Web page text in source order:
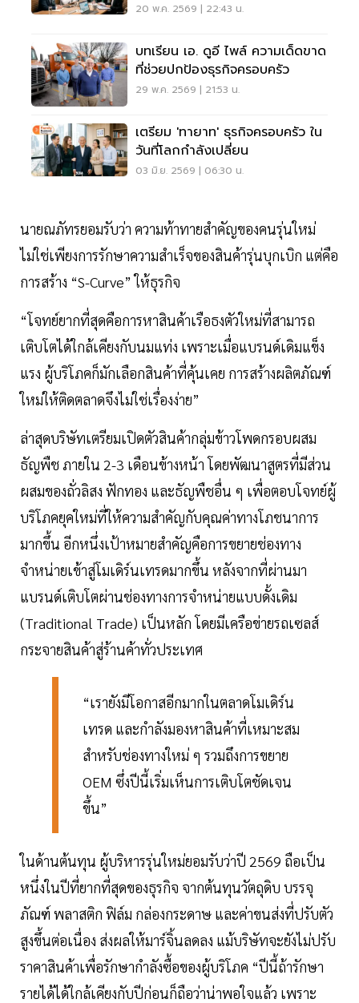
20 พ.ค. 2569 | 22:43 น.
บทเรียน เอ. ดูอี ไพล์ ความเด็ดขาด
ที่ช่วยปกป้องธุรกิจครอบครัว
29 พ.ค. 2569 | 21:53 น.
เตรียม 'ทายาท' ธุรกิจครอบครัว ใน
วันที่โลกกำลังเปลี่ยน
03 มิ.ย. 2569 | 06:30 น.
นายณภัทรยอมรับว่า ความท้าทายสำคัญของคนรุ่นใหม่
ไม่ใช่เพียงการรักษาความสำเร็จของสินค้ารุ่นบุกเบิก แต่คือ
การสร้าง “S-Curve” ให้ธุรกิจ
“โจทย์ยากที่สุดคือการหาสินค้าเรือธงตัวใหม่ที่สามารถ
เติบโตได้ใกล้เคียงกับนมแท่ง เพราะเมื่อแบรนด์เดิมแข็ง
แรง ผู้บริโภคก็มักเลือกสินค้าที่คุ้นเคย การสร้างผลิตภัณฑ์
ใหม่ให้ติดตลาดจึงไม่ใช่เรื่องง่าย”
ล่าสุดบริษัทเตรียมเปิดตัวสินค้ากลุ่มข้าวโพดกรอบผสม
ธัญพืช ภายใน 2-3 เดือนข้างหน้า โดยพัฒนาสูตรที่มีส่วน
ผสมของถั่วลิสง ฟักทอง และธัญพืชอื่น ๆ เพื่อตอบโจทย์ผู้
บริโภคยุคใหม่ที่ให้ความสำคัญกับคุณค่าทางโภชนาการ
มากขึ้น อีกหนึ่งเป้าหมายสำคัญคือการขยายช่องทาง
จำหน่ายเข้าสู่โมเดิร์นเทรดมากขึ้น หลังจากที่ผ่านมา
แบรนด์เติบโตผ่านช่องทางการจำหน่ายแบบดั้งเดิม
(Traditional Trade) เป็นหลัก โดยมีเครือข่ายรถเซลส์
กระจายสินค้าสู่ร้านค้าทั่วประเทศ
“เรายังมีโอกาสอีกมากในตลาดโมเดิร์น
เทรด และกำลังมองหาสินค้าที่เหมาะสม
สำหรับช่องทางใหม่ ๆ รวมถึงการขยาย
OEM ซึ่งปีนี้เริ่มเห็นการเติบโตชัดเจน
ขึ้น”
ในด้านต้นทุน ผู้บริหารรุ่นใหม่ยอมรับว่าปี 2569 ถือเป็น
หนึ่งในปีที่ยากที่สุดของธุรกิจ จากต้นทุนวัตถุดิบ บรรจุ
ภัณฑ์ พลาสติก ฟิล์ม กล่องกระดาษ และค่าขนส่งที่ปรับตัว
สูงขึ้นต่อเนื่อง ส่งผลให้มาร์จิ้นลดลง แม้บริษัทจะยังไม่ปรับ
ราคาสินค้าเพื่อรักษากำลังซื้อของผู้บริโภค “ปีนี้ถ้ารักษา
รายได้ได้ใกล้เคียงกับปีก่อนก็ถือว่าน่าพอใจแล้ว เพราะ